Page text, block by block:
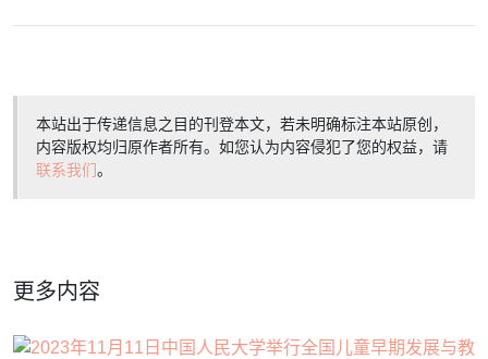
本站出于传递信息之目的刊登本文，若未明确标注本站原创，
内容版权均归原作者所有。如您认为内容侵犯了您的权益，请
联系我们。
更多内容